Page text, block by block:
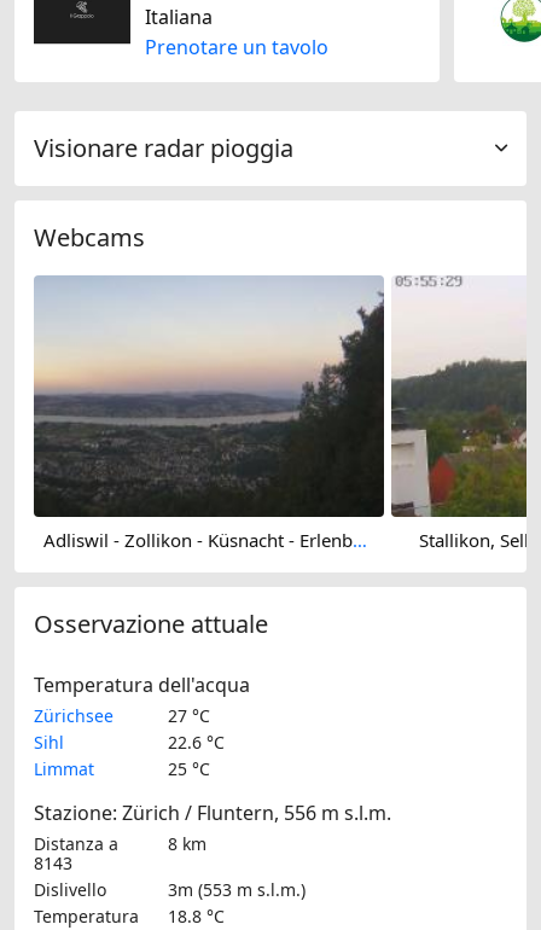
Italiana
Prenotare un tavolo
Visionare radar pioggia
Webcams
Adliswil - Zollikon - Küsnacht - Erlenbach - Zurich - Herrliberg - Horgen - Zürichsee Stallikon,
Osservazione attuale
Temperatura dell'acqua
Zürichsee
27 °C
Sihl
22.6 °C
Limmat
25 °C
Stazione: Zürich / Fluntern, 556 m s.l.m.
Distanza a
8143
8 km
Dislivello
3m (553 m s.l.m.)
Temperatura
18.8 °C